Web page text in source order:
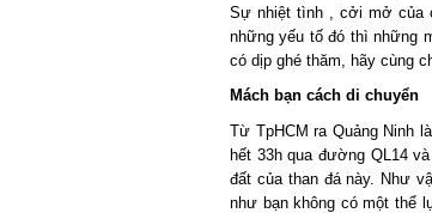
Sự nhiệt tình , cởi mở của
những yếu tố đó thì những
có dịp ghé thăm, hãy cùng
Mách bạn cách di chuyển
Từ TpHCM ra Quảng Ninh
hết 33h qua đường QL14
đất của than đá này. Như
như bạn không có một thể